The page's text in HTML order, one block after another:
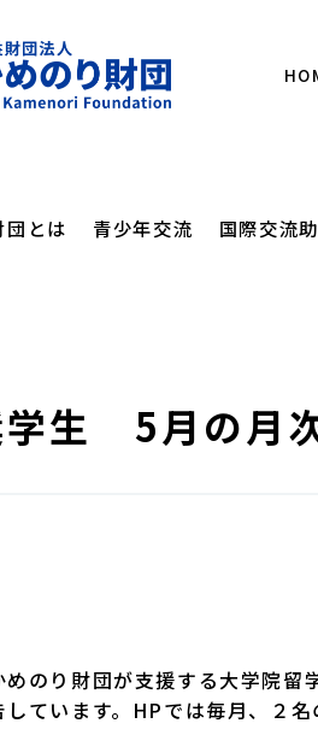
団とは
団とは
設立の経緯
青少年交流
かめのりスクール
国際交流
教育支援
にほんご
・講演会
オンライ
生 5月の月
のり財団が支援する大学院留
しています。HPでは毎月、２名